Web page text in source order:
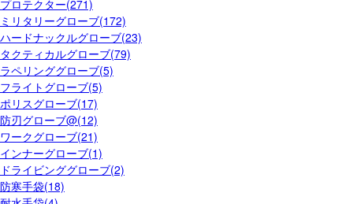
プロテクター(271)
ミリタリーグローブ(172)
ハードナックルグローブ(23)
タクティカルグローブ(79)
ラペリンググローブ(5)
フライトグローブ(5)
ポリスグローブ(17)
防刃グローブ@(12)
ワークグローブ(21)
インナーグローブ(1)
ドライビンググローブ(2)
防寒手袋(18)